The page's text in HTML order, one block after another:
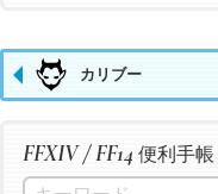
カリブー
FFXIV / FF14 便利手帳